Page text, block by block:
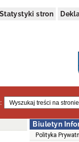
Statystyki stron
Biuletyn
Polityka